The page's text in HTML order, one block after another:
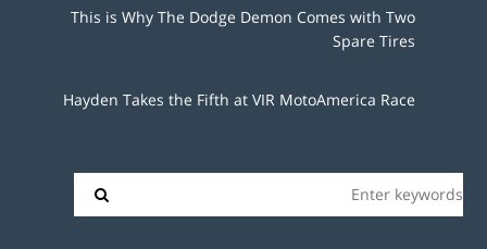
This is Why The Dodge Demon Comes with Two
Spare Tires
Hayden Takes the Fifth at VIR MotoAmerica Race